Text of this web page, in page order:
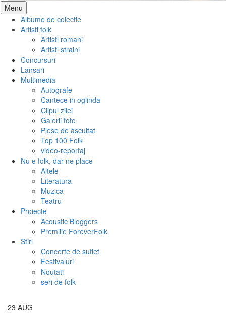
Menu Skip
to
content
Albume de colectie
Artisti folk
Artisti romani
Artisti straini
Concursuri
Lansari
Multimedia
Autografe
Cantece in oglinda
Clipul zilei
Galerii foto
Piese de ascultat
Top 100 Folk
video-reportaj
Nu e folk, dar ne place
Altele
Literatura
Muzica
Teatru
Proiecte
Acoustic Bloggers
Premiile ForeverFolk
Stiri
Concerte de suflet
Festivaluri
Noutati
seri de folk
23 AUG